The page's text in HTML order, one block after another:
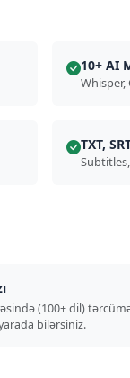
10+ AI
Whisper,
TXT,
(100+ dil)
bilərsiniz.